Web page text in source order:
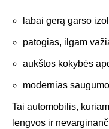
labai gerą garso
patogias, ilgam
aukštos kokybės
modernias
Tai automobilis,
lengvos ir